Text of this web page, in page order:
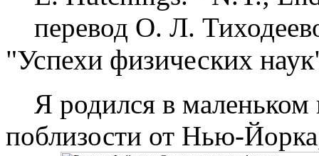
перевод О. Л.
"Успехи физических
Я родился в маленьком
поблизости от Нью-